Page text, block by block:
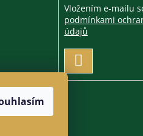
Vložením e-mailu
podmínkami
údajů
SE